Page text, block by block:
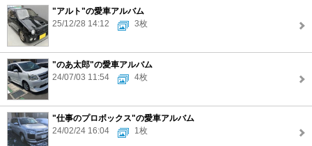
"アルト"の愛車アルバム
25/12/28 14:12
3枚
"のあ太郎"の愛車アルバム
24/07/03 11:54
4枚
"仕事のプロボックス"の愛車アルバム
24/02/24 16:04
1枚